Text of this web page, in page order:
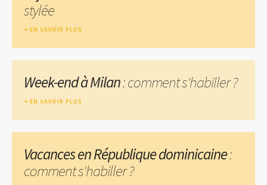
stylée
EN SAVOIR PLUS
Week-end à Milan: comment s'habiller ?
EN SAVOIR PLUS
Vacances en République dominicaine:
comment s'habiller ?